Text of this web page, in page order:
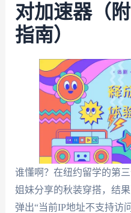
对加速器（
指南）
谁懂啊？在纽约留学的第
姐妹分享的秋装穿搭，结
弹出“当前IP地址不支持